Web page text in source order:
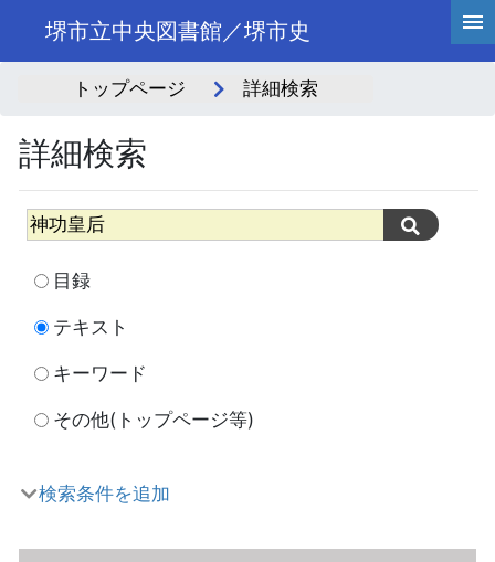
堺市立中央図書館／堺市史
トップページ 詳細検索
詳細検索
目録
テキスト
キーワード
その他(トップページ等)
検索条件を追加